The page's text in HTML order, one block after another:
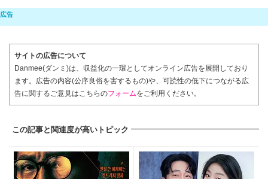
サイトの広告について
Danmee(ダンミ)は、収益化の一環としてオンライン広告を展開しており
ます。広告の内容(公序良俗を害するもの)や、可読性の低下につながる広
告に関するご意見はこちらのフォームをご利用ください。
この記事と関連度が高いトピック